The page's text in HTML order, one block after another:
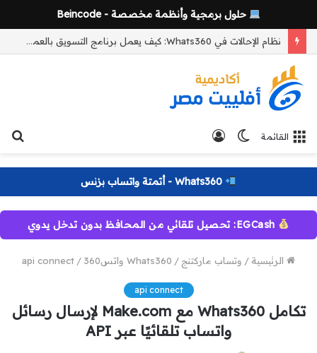
حلول برمجية وأنظمة مخصصة - Beincode
نظام الإحالات في Whats360: كيف يعمل برنامج التسويق بالعمولة وآلية التتبع والعمولات خطوة بخطوة
القائمة
الوضع
الرئيسية / وتساب ماركتنج / Whats360 واتس360 /
api connect
api connect
تكامل Whats360 مع Make.com لإرسال رسائل
واتساب تلقائيًا عبر API